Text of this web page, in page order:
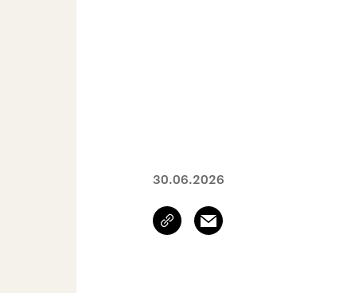
30.06.2026
Link
kopieren/teilen
Email